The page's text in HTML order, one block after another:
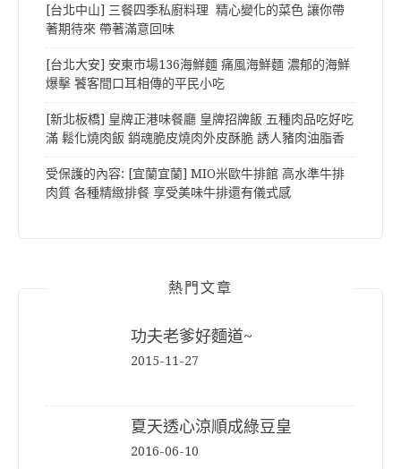
[台北中山] 三餐四季私廚料理 精心變化的菜色 讓你帶
著期待來 帶著滿意回味
[台北大安] 安東市場136海鮮麵 痛風海鮮麵 濃郁的海鮮
爆擊 饕客間口耳相傳的平民小吃
[新北板橋] 皇牌正港味餐廳 皇牌招牌飯 五種肉品吃好吃
滿 鬆化燒肉飯 銷魂脆皮燒肉外皮酥脆 誘人豬肉油脂香
受保護的內容: [宜蘭宜蘭] MIO米歐牛排館 高水準牛排
肉質 各種精緻排餐 享受美味牛排還有儀式感
熱門文章
功夫老爹好麵道~
2015-11-27
夏天透心涼順成綠豆皇
2016-06-10